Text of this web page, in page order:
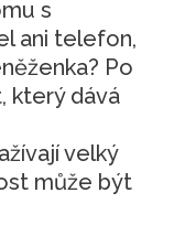
s
ani telefon,
Po
který dává
velký
může být